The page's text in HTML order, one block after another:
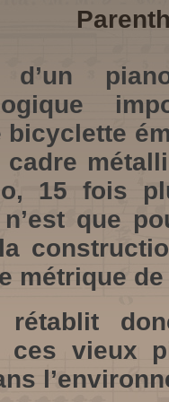
d’un
bicyclette
cadre
15 fois
que
métrique de
rétablit
ces vieux